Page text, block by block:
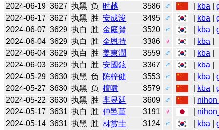
2024-06-19 3627 执黑 负 时越 3586 ♂ kba |
2024-06-17 3627 执黑 胜 安成浚 3495 ♂ kba |
2024-06-07 3629 执白 胜 金庭賢 3520 ♂ kba |
2024-06-04 3629 执白 胜 金恩持 3386 ♀ kba
2024-06-04 3629 执白 胜 姜東潤 3559 ♂ kba
2024-06-03 3629 执白 胜 安國鉉 3367 ♂ kba
2024-05-29 3630 执黑 负 陈梓健 3553 ♂ kba |
2024-05-27 3630 执黑 负 檀啸 3579 ♂ kba |
2024-05-22 3630 执黑 胜 芈昱廷 3609 ♂
2024-05-17 3631 执白 胜 仲邑菫 3191 ♀
2024-05-14 3631 执黑 胜 林赏圭 3124 ♂ kba |